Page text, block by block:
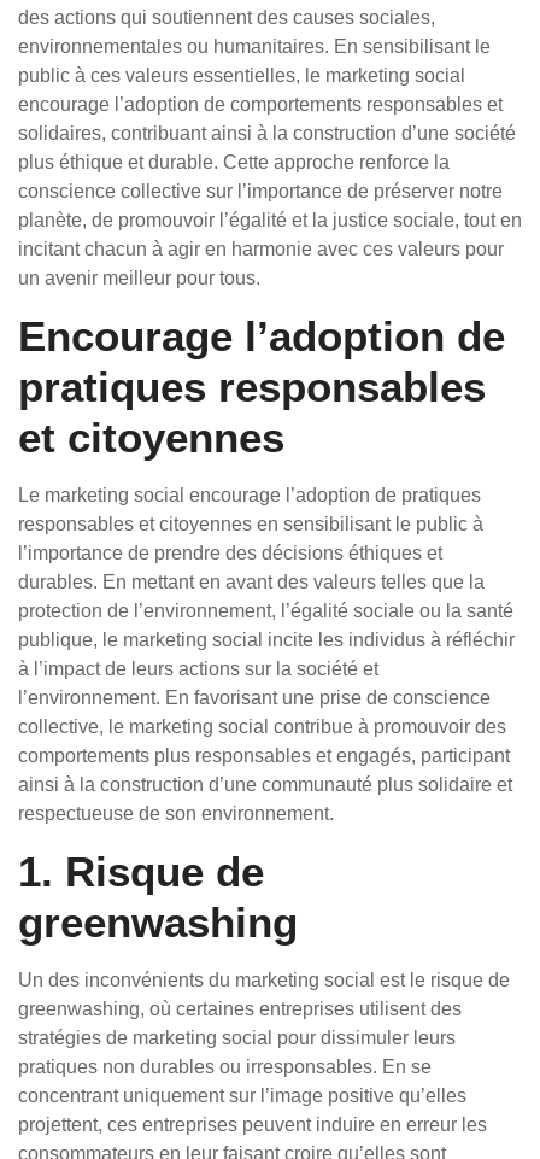
des actions qui soutiennent des causes sociales,
environnementales ou humanitaires. En sensibilisant le
public à ces valeurs essentielles, le marketing social
encourage l’adoption de comportements responsables et
solidaires, contribuant ainsi à la construction d’une société
plus éthique et durable. Cette approche renforce la
conscience collective sur l’importance de préserver notre
planète, de promouvoir l’égalité et la justice sociale, tout en
incitant chacun à agir en harmonie avec ces valeurs pour
un avenir meilleur pour tous.
Encourage l’adoption de
pratiques responsables
et citoyennes
Le marketing social encourage l’adoption de pratiques
responsables et citoyennes en sensibilisant le public à
l’importance de prendre des décisions éthiques et
durables. En mettant en avant des valeurs telles que la
protection de l’environnement, l’égalité sociale ou la santé
publique, le marketing social incite les individus à réfléchir
à l’impact de leurs actions sur la société et
l’environnement. En favorisant une prise de conscience
collective, le marketing social contribue à promouvoir des
comportements plus responsables et engagés, participant
ainsi à la construction d’une communauté plus solidaire et
respectueuse de son environnement.
1. Risque de
greenwashing
Un des inconvénients du marketing social est le risque de
greenwashing, où certaines entreprises utilisent des
stratégies de marketing social pour dissimuler leurs
pratiques non durables ou irresponsables. En se
concentrant uniquement sur l’image positive qu’elles
projettent, ces entreprises peuvent induire en erreur les
consommateurs en leur faisant croire qu’elles sont